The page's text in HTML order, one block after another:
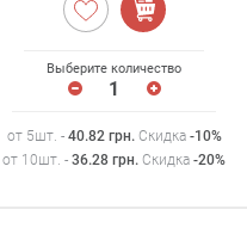
Выберите количество
от 5шт. - 40.82 грн. Скидка -10%
от 10шт. - 36.28 грн. Скидка -20%